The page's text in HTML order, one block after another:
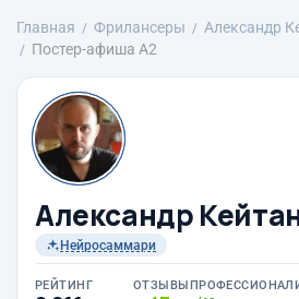
Главная Фрилансеры Александр
Постер-афиша А2
Александр
Нейросаммари
РЕЙТИНГ ОТЗЫВЫ